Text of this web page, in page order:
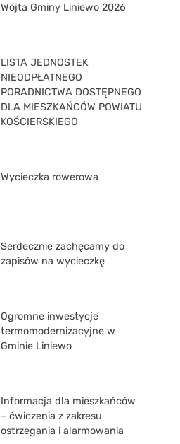
Wójta Gminy Liniewo 2026
LISTA JEDNOSTEK
NIEODPŁATNEGO
PORADNICTWA DOSTĘPNEGO
DLA MIESZKAŃCÓW POWIATU
KOŚCIERSKIEGO
Wycieczka rowerowa
Serdecznie zachęcamy do
zapisów na wycieczkę
Ogromne inwestycje
termomodernizacyjne w
Gminie Liniewo
Informacja dla mieszkańców
– ćwiczenia z zakresu
ostrzegania i alarmowania